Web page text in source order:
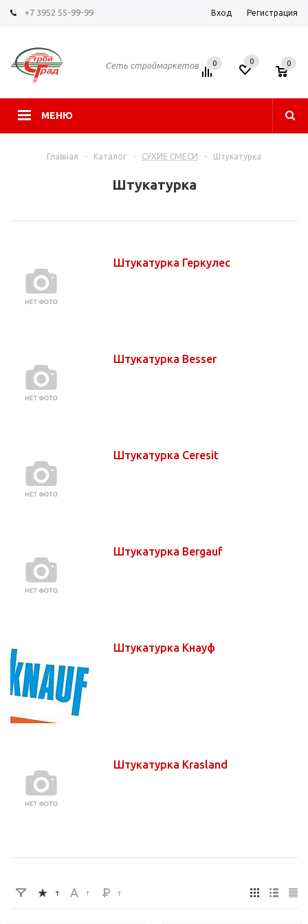
+7 3952 55-99-99 Вход Регистрация
Сеть строймаркетов
МЕНЮ
0 0 0
Главная - Каталог - СУХИЕ СМЕСИ - Штукатурка
Штукатурка
Штукатурка Геркулес
Штукатурка Besser
Штукатурка Ceresit
Штукатурка Bergauf
Штукатурка Кнауф
Штукатурка Krasland